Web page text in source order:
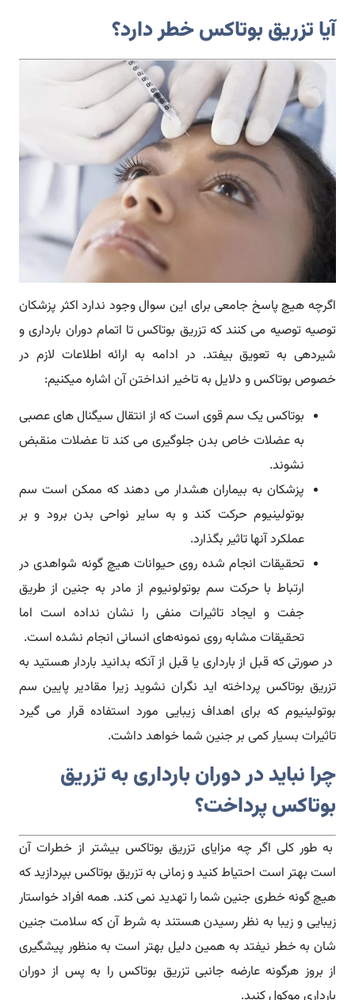
آیا تزریق بوتاکس خطر دارد؟
اگرچه هیچ پاسخ جامعی برای این سوال وجود ندارد اکثر پزشکان
توصیه توصیه می کنند که تزریق بوتاکس تا اتمام دوران بارداری و
شیردهی به تعویق بیفتد. در ادامه به ارائه اطلاعات لازم در
خصوص بوتاکس و دلایل به تاخیر انداختن آن اشاره میکنیم:
بوتاکس یک سم قوی است که از انتقال سیگنال های عصبی
به عضلات خاص بدن جلوگیری می کند تا عضلات منقبض
نشوند.
پزشکان به بیماران هشدار می دهند که ممکن است سم
بوتولینیوم حرکت کند و به سایر نواحی بدن برود و بر
عملکرد آنها تاثیر بگذارد.
تحقیقات انجام شده روی حیوانات هیچ گونه شواهدی در
ارتباط با حرکت سم بوتولونیوم از مادر به جنین از طریق
جفت و ایجاد تاثیرات منفی را نشان نداده است اما
تحقیقات مشابه روی نمونه‌های انسانی انجام نشده است.
در صورتی که قبل از بارداری یا قبل از آنکه بدانید باردار هستید به
تزریق بوتاکس پرداخته اید نگران نشوید زیرا مقادیر پایین سم
بوتولینیوم که برای اهداف زیبایی مورد استفاده قرار می گیرد
تاثیرات بسیار کمی بر جنین شما خواهد داشت.
چرا نباید در دوران بارداری به تزریق
بوتاکس پرداخت؟
به طور کلی اگر چه مزایای تزریق بوتاکس بیشتر از خطرات آن
است بهتر است احتیاط کنید و زمانی به تزریق بوتاکس بپردازید که
هیچ گونه خطری جنین شما را تهدید نمی کند. همه افراد خواستار
زیبایی و زیبا به نظر رسیدن هستند به شرط آن که سلامت جنین
شان به خطر نیفتد به همین دلیل بهتر است به منظور پیشگیری
از بروز هرگونه عارضه جانبی تزریق بوتاکس را به پس از دوران